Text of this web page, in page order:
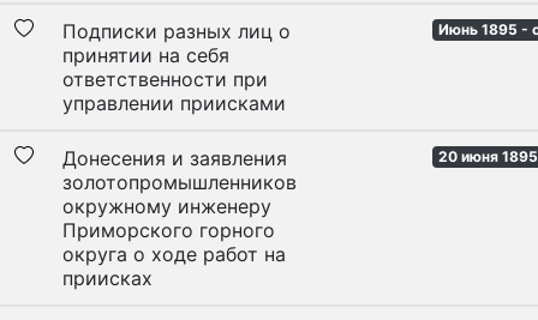
Подписки разных лиц о
принятии на себя
ответственности при
управлении приисками
Июнь 1895 -
Донесения и заявления
золотопромышленников
окружному инженеру
Приморского горного
округа о ходе работ на
приисках
20 июня